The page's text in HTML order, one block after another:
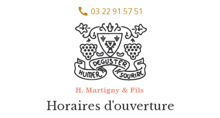
03 22 91 57 51
Horaires d'ouverture